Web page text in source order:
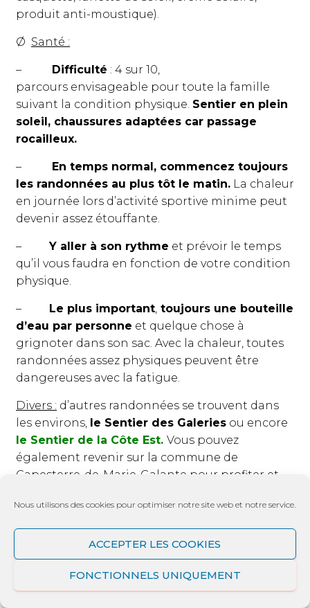
Nous utilisons des cookies pour optimiser notre site web et notre service.
ACCEPTER LES COOKIES
FONCTIONNELS UNIQUEMENT
produit anti-moustique).
Ø Santé :
– Difficulté : 4 sur 10,
parcours envisageable pour toute la famille
suivant la condition physique. Sentier en plein
soleil, chaussures adaptées car passage
rocailleux.
– En temps normal, commencez toujours
les randonnées au plus tôt le matin. La chaleur
en journée lors d’activité sportive minime peut
devenir assez étouffante.
–Y aller à son rythme et prévoir le temps
qu’il vous faudra en fonction de votre condition
physique.
– Le plus important toujours une bouteille
d’eau par personne et quelque chose à
grignoter dans son sac. Avec la chaleur, toutes
randonnées assez physiques peuvent être
dangereuses avec la fatigue.
Divers : d’autres randonnées se trouvent dans
les environs, le Sentier des Galeries ou encore
le Sentier de la Côte Est. Vous pouvez
également revenir sur la commune de
Capesterre-de-Marie-Galante pour profiter et
pouvez visiter laDistillerie Bellevue et
découvrir les nombreux moulins situés dans les
entourages (Moulin de Borée, Moulin de
Boulogne,…).